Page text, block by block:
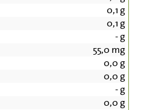
0,1 g
0,1 g
-g
55,0 mg
0,0 g
0,0 g
-g
0,0 g